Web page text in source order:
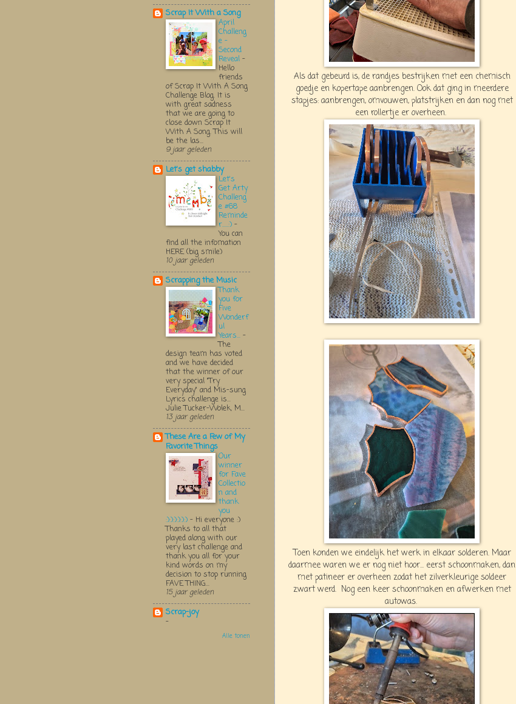
Als dat gebeurd is, de randjes bestrijken met een chemisch
goedje en kopertape aanbrengen. Ook dat ging in meerdere
stapjes: aanbrengen, omvouwen, platstrijken en dan nog met
een rollertje er overheen.
Toen konden we eindelijk het werk in elkaar solderen. Maar
daarmee waren we er nog niet hoor... eerst schoonmaken, dan
met patineer er overheen zodat het zilverkleurige soldeer
zwart werd. Nog een keer schoonmaken en afwerken met
autowas.
Scrap It With a Song
April
Challeng
e -
Second
Reveal -
Hello
friends
of Scrap It With A Song
Challenge Blog. It is
with great sadness
that we are going to
close down Scrap It
With A Song. This will
be the las...
9 jaar geleden
Let's get shabby
Let's
Get Arty
Challeng
e #68
Reminde
r.....:) -
You can
find all the infomation
HERE (big smile)
10 jaar geleden
Scrapping the Music
Thank
you for
Five
Wonderf
ul
Years... -
The
design team has voted
and we have decided
that the winner of our
very special "Try
Everyday" and Mis-sung
Lyrics challenge is...
Julie Tucker-Wolek, M...
13 jaar geleden
These Are a Few of My
Favorite Things
Our
winner
for Fave
Collectio
n and
thank
you
:):):):):):) - Hi everyone :)
Thanks to all that
played along with our
very last challenge and
thank you all for your
kind words on my
decision to stop running
FAVE THING...
15 jaar geleden
Scrap-joy
-
Alle tonen